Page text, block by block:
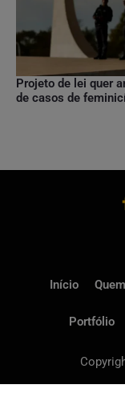
Projeto de lei quer
de casos de
Início
Portfólio